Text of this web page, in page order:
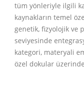
tüm yönleriyle ilgili
kaynakların temel
genetik, fizyolojik ve
seviyesinde
kategori, materyali
özel dokular